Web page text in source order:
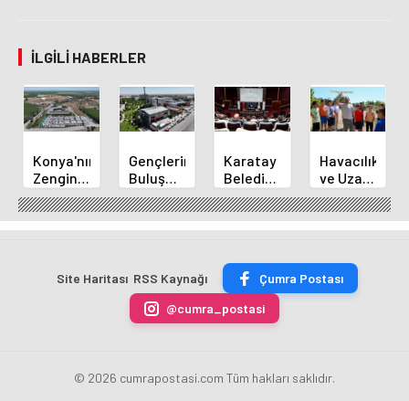
İLGILI HABERLER
Konya'nın
Zengin
Mutfağı
GastroFest'te
Tanıtılacak
Gençlerin
Buluşma
Noktası
Talha
Bayrakçı
Yükseliyor
Karatay
Belediye
Başkanı
Kılca
Yeni
Açıkladı
Havacılık
ve Uzay
Yaz
Kursu
Başladı
Site Haritası RSS Kaynağı
Çumra Postası
@cumra_postasi
© 2026 cumrapostasi.com Tüm hakları saklıdır.